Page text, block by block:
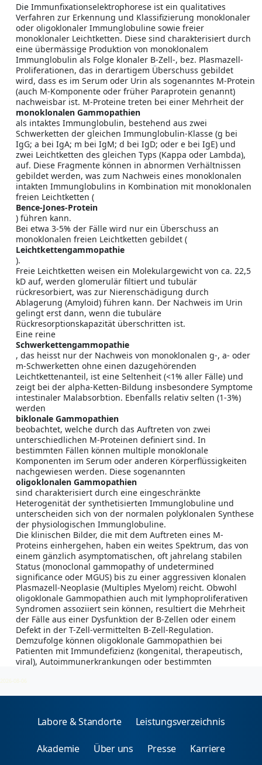
Die Immunfixationselektrophorese ist ein qualitatives
Verfahren zur Erkennung und Klassifizierung monoklonaler
oder oligoklonaler Immunglobuline sowie freier
monoklonaler Leichtketten. Diese sind charakterisiert durch
eine übermässige Produktion von monoklonalem
Immunglobulin als Folge klonaler B-Zell-, bez. Plasmazell-
Proliferationen, das in derartigem Überschuss gebildet
wird, dass es im Serum oder Urin als sogenanntes M-Protein
(auch M-Komponente oder früher Paraprotein genannt)
nachweisbar ist. M-Proteine treten bei einer Mehrheit der
monoklonalen Gammopathien
als intaktes Immunglobulin, bestehend aus zwei
Schwerketten der gleichen Immunglobulin-Klasse (g bei
IgG; a bei IgA; m bei IgM; d bei IgD; oder e bei IgE) und
zwei Leichtketten des gleichen Typs (Kappa oder Lambda),
auf. Diese Fragmente können in abnormen Verhältnissen
gebildet werden, was zum Nachweis eines monoklonalen
intakten Immunglobulins in Kombination mit monoklonalen
freien Leichtketten (
Bence-Jones-Protein
) führen kann.
Bei etwa 3-5% der Fälle wird nur ein Überschuss an
monoklonalen freien Leichtketten gebildet (
Leichtkettengammopathie
).
Freie Leichtketten weisen ein Molekulargewicht von ca. 22,5
kD auf, werden glomerulär filtiert und tubulär
rückresorbiert, was zur Nierenschädigung durch
Ablagerung (Amyloid) führen kann. Der Nachweis im Urin
gelingt erst dann, wenn die tubuläre
Rückresorptionskapazität überschritten ist.
Eine reine
Schwerkettengammopathie
, das heisst nur der Nachweis von monoklonalen g-, a- oder
m-Schwerketten ohne einen dazugehörenden
Leichtkettenanteil, ist eine Seltenheit (<1% aller Fälle) und
zeigt bei der alpha-Ketten-Bildung insbesondere Symptome
intestinaler Malabsorbtion. Ebenfalls relativ selten (1-3%)
werden
biklonale Gammopathien
beobachtet, welche durch das Auftreten von zwei
unterschiedlichen M-Proteinen definiert sind. In
bestimmten Fällen können multiple monoklonale
Komponenten im Serum oder anderen Körperflüssigkeiten
nachgewiesen werden. Diese sogenannten
oligoklonalen Gammopathien
sind charakterisiert durch eine eingeschränkte
Heterogenität der synthetisierten Immunglobuline und
unterscheiden sich von der normalen polyklonalen Synthese
der physiologischen Immunglobuline.
Die klinischen Bilder, die mit dem Auftreten eines M-
Proteins einhergehen, haben ein weites Spektrum, das von
einem gänzlich asymptomatischen, oft jahrelang stabilen
Status (monoclonal gammopathy of undetermined
significance oder MGUS) bis zu einer aggressiven klonalen
Plasmazell-Neoplasie (Multiples Myelom) reicht. Obwohl
oligoklonale Gammopathien auch mit lymphoproliferativen
Syndromen assoziiert sein können, resultiert die Mehrheit
der Fälle aus einer Dysfunktion der B-Zellen oder einem
Defekt in der T-Zell-vermittelten B-Zell-Regulation.
Demzufolge können oligoklonale Gammopathien bei
Patienten mit Immundefizienz (kongenital, therapeutisch,
viral), Autoimmunerkrankungen oder bestimmten
2026-08-06
Labore & Standorte Leistungsverzeichnis
Akademie Über uns Presse Karriere